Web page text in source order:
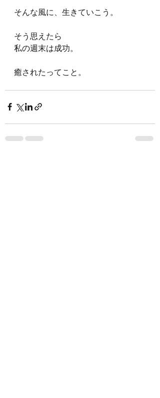
そんな風に、生きていこう。
そう思えたら
私の週末は成功。
癒されたってこと。